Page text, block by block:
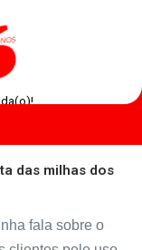
das milhas dos
fala sobre o